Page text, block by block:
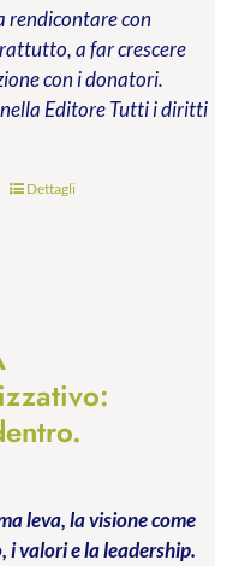
rendicontare con
a far crescere
con i donatori.
EditoreTutti i diritti
Dettagli
leva, la visione come
i valori e la leadership.